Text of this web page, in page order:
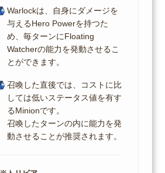
Warlockは、自身にダメージを
与えるHero Powerを持つた
め、毎ターンにFloating
Watcherの能力を発動させるこ
とができます。
召喚した直後では、コストに比
しては低いステータス値を有す
るMinionです。
召喚したターンの内に能力を発
動させることが推奨されます。